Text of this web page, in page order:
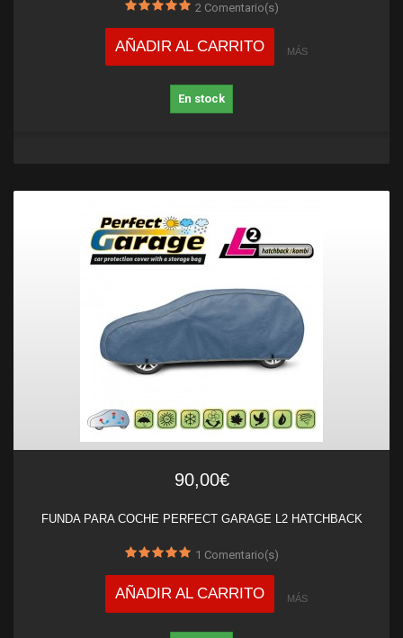
2Comentario(s)
AÑADIR AL CARRITO MÁS
En stock
90,00€
FUNDA PARA COCHE PERFECT GARAGE L2 HATCHBACK
1 Comentario(s)
AÑADIR AL CARRITO MÁS